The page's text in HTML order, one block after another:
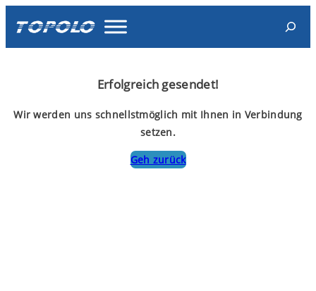
content
Search
Erfolgreich gesendet!
Wir werden uns schnellstmöglich mit Ihnen in Verbindung
setzen.
Geh zurück